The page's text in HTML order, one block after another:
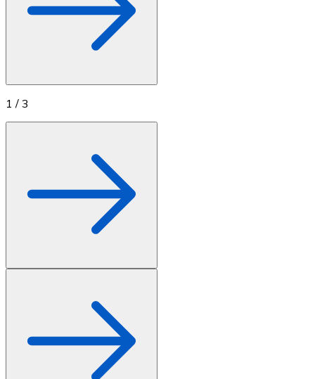
1 / 3